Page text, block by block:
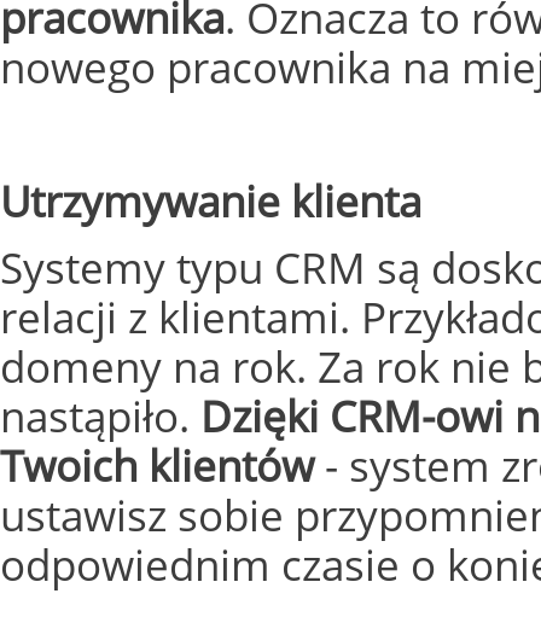
pracownika. Oznacza to
nowego pracownika na
Utrzymywanie klienta
Systemy typu CRM są
relacji z klientami.
domeny na rok. Za rok nie
nastąpiło. Dzięki CRM-owi
Twoich klientów- system
ustawisz sobie
odpowiednim czasie o